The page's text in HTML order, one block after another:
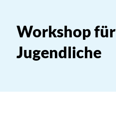
Workshop für
Jugendliche